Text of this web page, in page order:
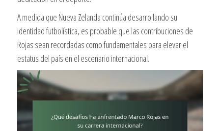
A medida que Nueva Zelanda continúa desarrollando su
identidad futbolística, es probable que las contribuciones de
Rojas sean recordadas como fundamentales para elevar el
estatus del país en el escenario internacional.